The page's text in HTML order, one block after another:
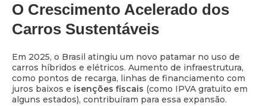
O Crescimento Acelerado dos
Carros Sustentáveis
Em 2025, o Brasil atingiu um novo patamar no uso de
carros híbridos e elétricos. Aumento de infraestrutura,
como pontos de recarga, linhas de financiamento com
juros baixos e isenções fiscais (como IPVA gratuito em
alguns estados), contribuíram para essa expansão.